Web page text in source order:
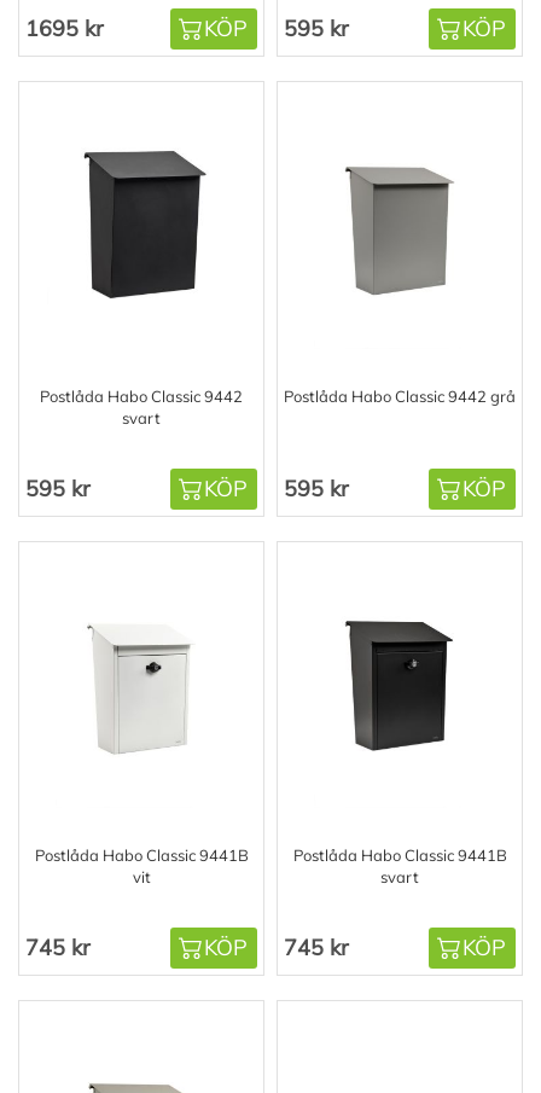
1695 kr KÖP 595 kr KÖP
Postlåda Habo Classic 9442
svart
595 kr KÖP
Postlåda Habo Classic 9442 grå
595 kr KÖP
Postlåda Habo Classic 9441B
vit
745 kr KÖP
Postlåda Habo Classic 9441B
svart
745 kr KÖP